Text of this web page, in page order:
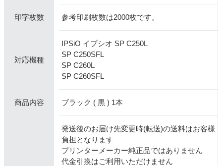
印字枚数 参考印刷枚数は2000枚です。
対応機種
IPSiO イプシオ SP C250L
SP C250SFL
SP C260L
SP C260SFL
商品内容 ブラック ( 黒 ) 1本
発送後のお届け先変更時(転送)の送料はお客様
負担となります
プリンターメーカー純正品ではありません
代金引換はご利用いただけません